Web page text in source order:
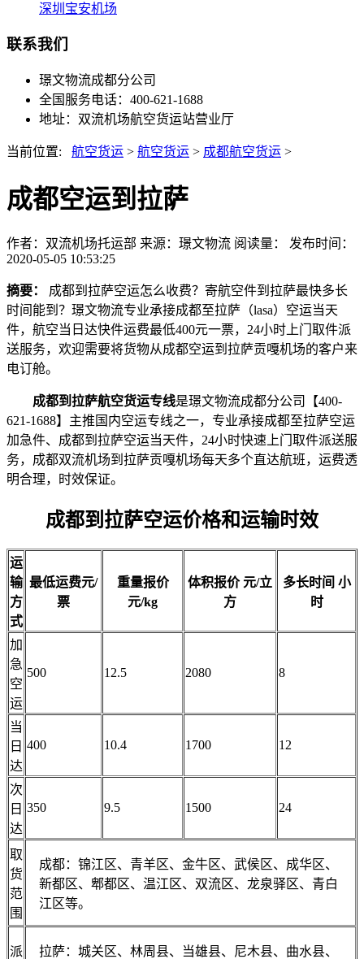
深圳宝安机场
联系我们
璟文物流成都分公司
全国服务电话：400-621-1688
地址：双流机场航空货运站营业厅
当前位置: 航空货运 > 航空货运 > 成都航空货运 >
成都空运到拉萨
作者：双流机场托运部 来源：璟文物流 阅读量：
发布时间：
2020-05-05 10:53:25
摘要： 成都到拉萨空运怎么收费？寄航空件到拉萨最快多长
时间能到？璟文物流专业承接成都至拉萨（lasa）空运当天
件，航空当日达快件运费最低400元一票，24小时上门取件派
送服务，欢迎需要将货物从成都空运到拉萨贡嘎机场的客户来
电订舱。
成都到拉萨航空货运专线是璟文物流成都分公司【400-
621-1688】主推国内空运专线之一，专业承接成都至拉萨空运
加急件、成都到拉萨空运当天件，24小时快速上门取件派送服
务，成都双流机场到拉萨贡嘎机场每天多个直达航班，运费透
明合理，时效保证。
成都到拉萨空运价格和运输时效
运
输
方
式
最低运费元/
票
重量报价
元/kg
体积报价 元/立
方
多长时间 小
时
加
急
空
运
500 12.5 2080 8
当
日
达
400 10.4 1700 12
次
日
达
350 9.5 1500 24
取
货
范
围
成都：锦江区、青羊区、金牛区、武侯区、成华区、
新都区、郫都区、温江区、双流区、龙泉驿区、青白
江区等。
派
拉萨：城关区、林周县、当雄县、尼木县、曲水县、